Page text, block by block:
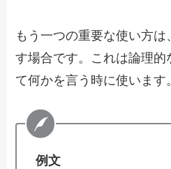
もう一つの重要な使い方
す場合です。これは論理的
て何かを言う時に使います
例文